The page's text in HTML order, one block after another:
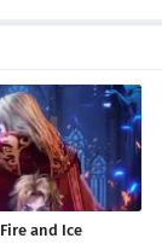
1
and Ice